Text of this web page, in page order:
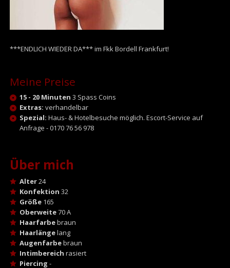
***ENDLICH WIEDER DA*** im Fkk Bordell Frankfurt!
Meine Preise
15 - 20 Minuten 3 Spass Coins
Extras: verhandelbar
Spezial: Haus- & Hotelbesuche möglich. Escort-Service auf
Anfrage - 0170 76 56 978
Über mich
Alter24
Konfektion 32
Größe165
Oberweite70 A
Haarfarbebraun
Haarlängelang
Augenfarbebraun
Intimbereich rasiert
Piercing -